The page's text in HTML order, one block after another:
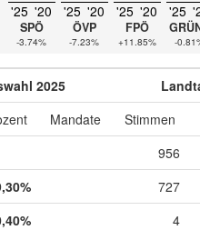
'25 '20
SPÖ
-3.74%
'25 '20
ÖVP
-7.23%
'25 '20
FPÖ
+11.85%
'25
-
2025
Mandate Stimmen
956
727
4